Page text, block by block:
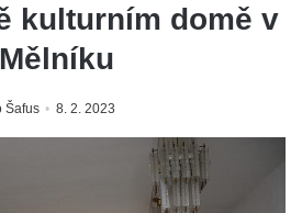
kulturním domě v
Mělníku
Šafus 8. 2. 2023